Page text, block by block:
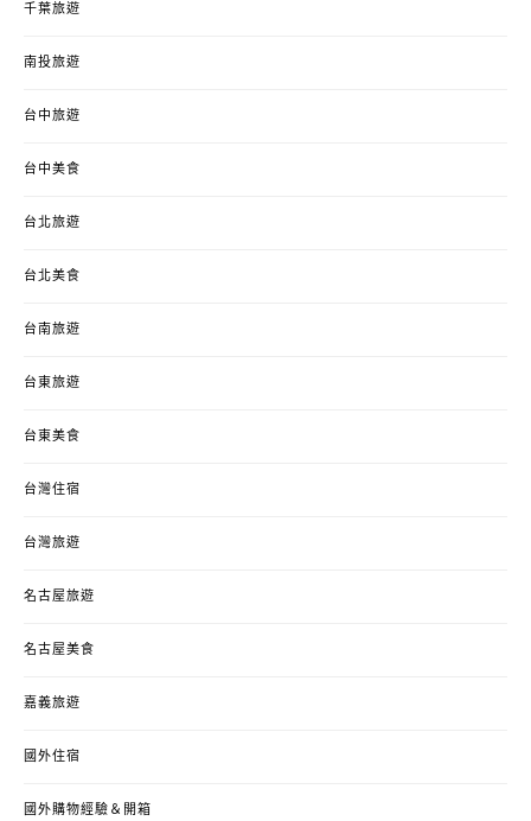
千葉旅遊
南投旅遊
台中旅遊
台中美食
台北旅遊
台北美食
台南旅遊
台東旅遊
台東美食
台灣住宿
台灣旅遊
名古屋旅遊
名古屋美食
嘉義旅遊
國外住宿
國外購物經驗＆開箱